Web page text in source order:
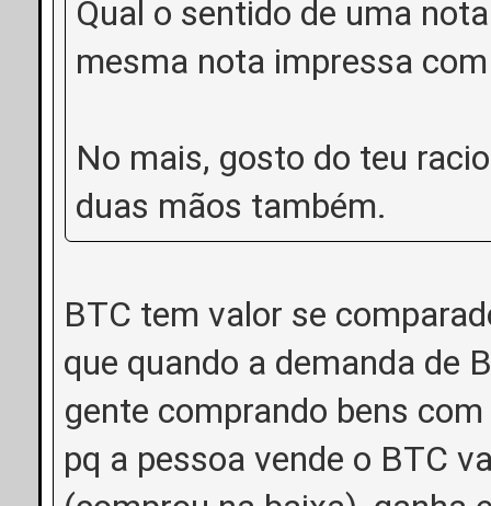
Qual o sentido de uma
mesma nota impressa
No mais, gosto do teu
duas mãos também.
BTC tem valor se
que quando a demanda de
gente comprando bens
pq a pessoa vende o BTC